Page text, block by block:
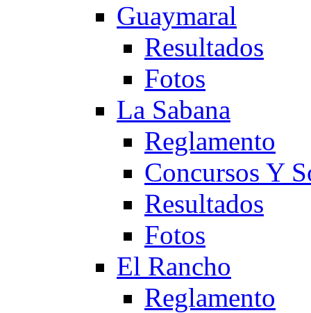
Guaymaral
Resultados
Fotos
La Sabana
Reglamento
Concursos Y
Resultados
Fotos
El Rancho
Reglamento